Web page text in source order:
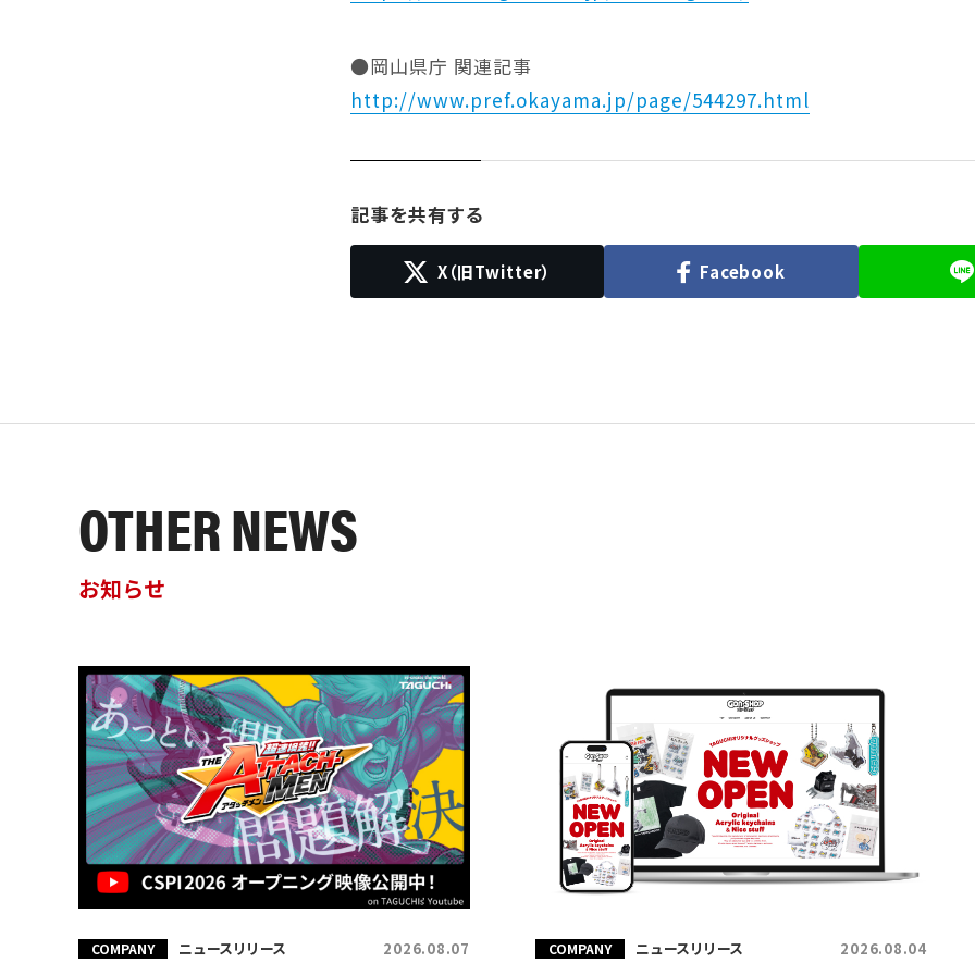
●岡山県庁 関連記事
http://www.pref.okayama.jp/page/544297.html
記事を共有する
X（旧Twitter） Facebook
OTHER NEWS
お知らせ
COMPANY ニュースリリース 2026.08.07 COMPANY ニュースリリース 2026.08.04